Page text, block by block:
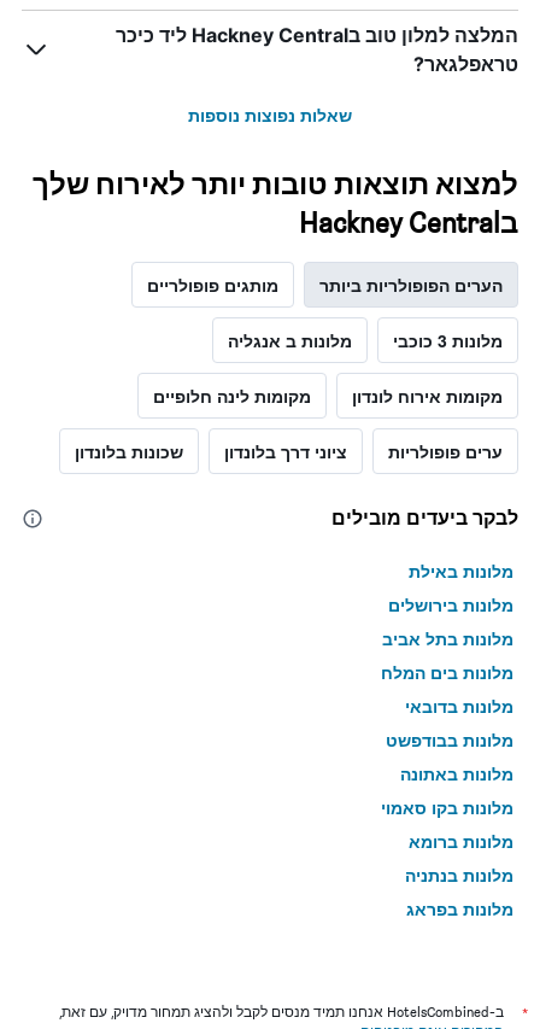
המלצה למלון טוב בHackney Central ליד כיכר
טראפלגאר?
שאלות נפוצות נוספות
למצוא תוצאות טובות יותר לאירוח שלך
בHackney Central
הערים הפופולריות ביותר מותגים פופולריים
מלונות 3 כוכבי מלונות ב אנגליה
מקומות אירוח לונדון מקומות לינה חלופיים
ערים פופולריות ציוני דרך בלונדון שכונות בלונדון
לבקר ביעדים מובילים
מלונות באילת
מלונות בירושלים
מלונות בתל אביב
מלונות בים המלח
מלונות בדובאי
מלונות בבודפשט
מלונות באתונה
מלונות בקו סאמוי
מלונות ברומא
מלונות בנתניה
מלונות בפראג
מלונות בניו יורק
*
ב-HotelsCombined אנחנו תמיד מנסים לקבל ולהציג תמחור מדויק, עם זאת,